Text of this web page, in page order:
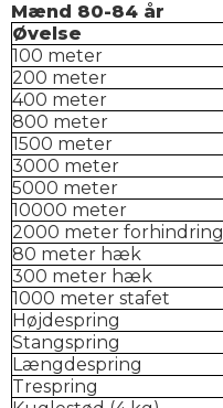
Mænd 80-84 år
Øvelse
100 meter
200 meter
400 meter
800 meter
1500 meter
3000 meter
5000 meter
10000 meter
2000 meter forhindring
80 meter hæk
300 meter hæk
1000 meter stafet
Højdespring
Stangspring
Længdespring
Trespring